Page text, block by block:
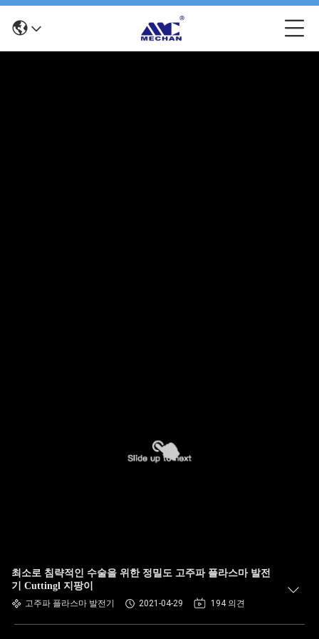
최소로 침략적인 수술을 위한 정밀도 고주파 플라스마 발전
기 Cuttingl 지팡이
고주파 플라스마 발전기 2021-04-29 194 의견